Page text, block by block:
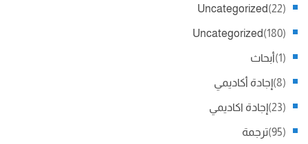
Uncategorized (22)
Uncategorized (180)
أبحاث (1)
إجادة أكاديمي (8)
إجادة اكاديمي (23)
ترجمة (95)